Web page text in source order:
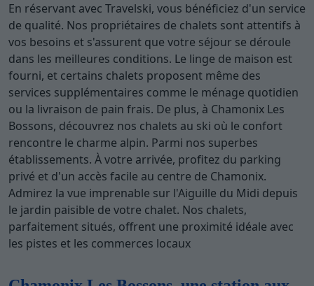
En réservant avec Travelski, vous bénéficiez d'un service
de qualité. Nos propriétaires de chalets sont attentifs à
vos besoins et s'assurent que votre séjour se déroule
dans les meilleures conditions. Le linge de maison est
fourni, et certains chalets proposent même des
services supplémentaires comme le ménage quotidien
ou la livraison de pain frais. De plus, à Chamonix Les
Bossons, découvrez nos chalets au ski où le confort
rencontre le charme alpin. Parmi nos superbes
établissements. À votre arrivée, profitez du parking
privé et d'un accès facile au centre de Chamonix.
Admirez la vue imprenable sur l'Aiguille du Midi depuis
le jardin paisible de votre chalet. Nos chalets,
parfaitement situés, offrent une proximité idéale avec
les pistes et les commerces locaux